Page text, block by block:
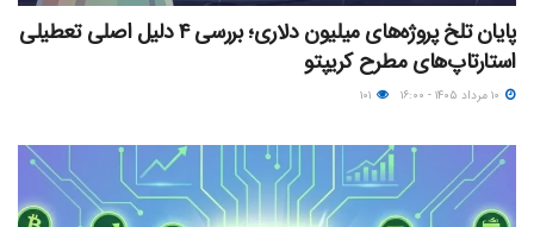
پایان تلخ پروژه‌های میلیون دلاری؛ بررسی ۴ دلیل اصلی تعطیلی
استارتاپ‌های مطرح کریپتو